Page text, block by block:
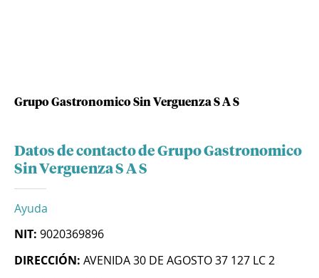
Grupo Gastronomico Sin Verguenza S A S
Datos de contacto de Grupo Gastronomico
Sin Verguenza S A S
Ayuda
NIT: 9020369896
DIRECCIÓN: AVENIDA 30 DE AGOSTO 37 127 LC 2